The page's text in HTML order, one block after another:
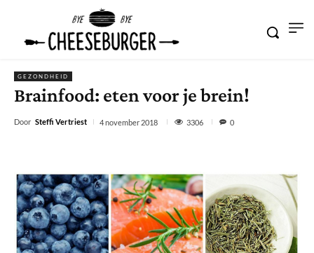
GEZONDHEID
Brainfood: eten voor je brein!
Door Steffi Vertriest 4 november 2018 3306 0